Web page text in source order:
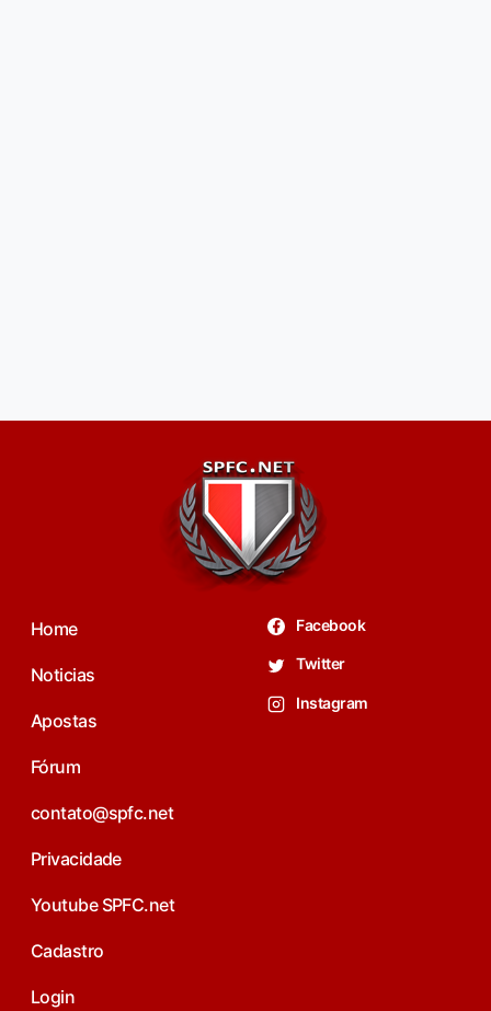
Home
Noticias
Apostas
Fórum
contato@spfc.net
Privacidade
Youtube SPFC.net
Cadastro
Login
Facebook
Twitter
Instagram